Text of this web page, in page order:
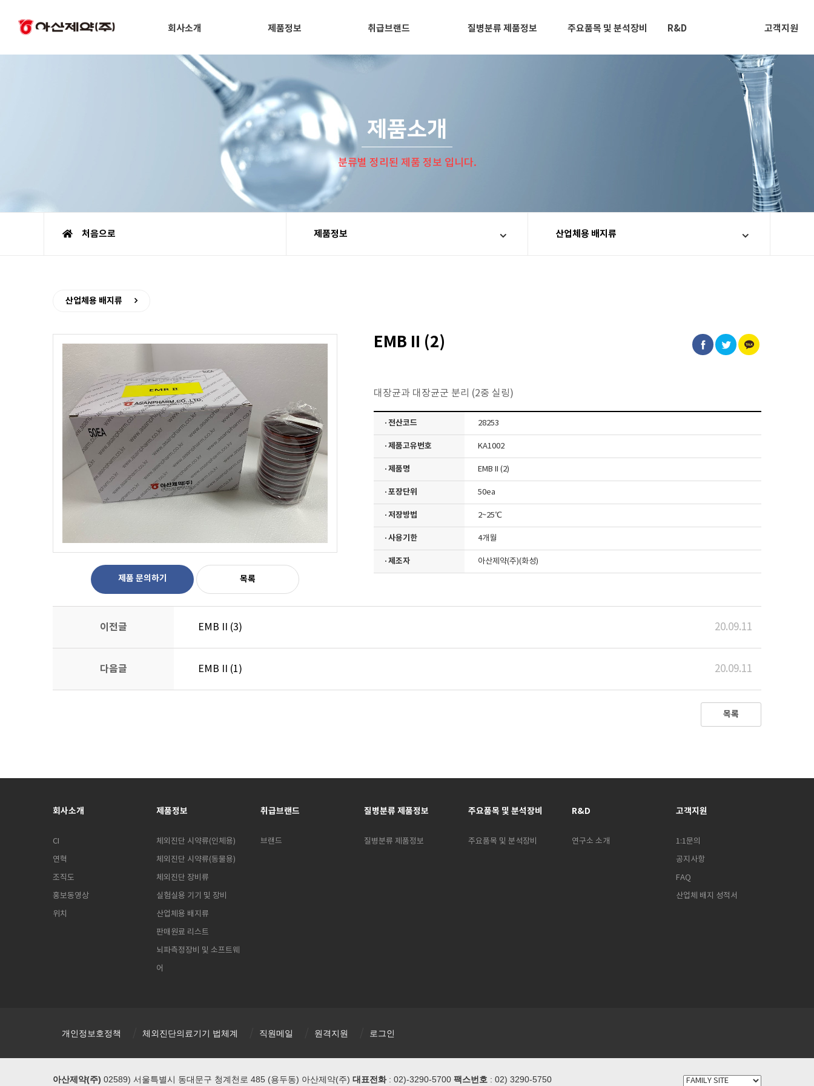
회사소개 제품정보 취급브랜드 질병분류 제품정보 주요품목 및 분석장비 R&D 고객지원
제품소개
분류별 정리된 제품 정보 입니다.
처음으로 제품정보 산업체용 배지류
산업체용 배지류
제품 문의하기 목록
EMB II (2)
대장균과 대장균군 분리 (2중 실링)
· 전산코드 28253
· 제품고유번호 KA1002
· 제품명 EMB II (2)
· 포장단위 50ea
· 저장방법 2~25℃
· 사용기한 4개월
· 제조자 아산제약(주)(화성)
이전글 EMB II (3) 20.09.11
다음글 EMB II (1) 20.09.11
목록
회사소개
CI
연혁
조직도
홍보동영상
위치
제품정보
체외진단 시약류(인체용)
체외진단 시약류(동물용)
체외진단 장비류
실험실용 기기 및 장비
산업체용 배지류
판매원료 리스트
뇌파측정장비 및 소프트웨
어
취급브랜드
브랜드
질병분류 제품정보
질병분류 제품정보
주요품목 및 분석장비
주요품목 및 분석장비
R&D
연구소 소개
고객지원
1:1문의
공지사항
FAQ
산업체 배지 성적서
개인정보호정책 체외진단의료기기 법체계 직원메일 원격지원 로그인
아산제약(주) 02589) 서울특별시 동대문구 청계천로 485 (용두동) 아산제약(주) 대표전화: 02)-3290-5700 팩스번호 : 02) 3290-5750